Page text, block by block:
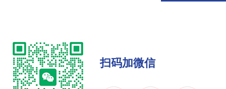
扫码加微信